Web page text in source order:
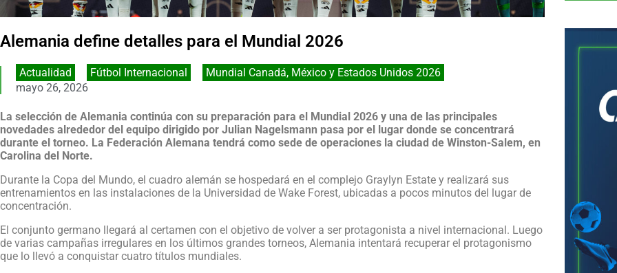
Alemania define detalles para el Mundial 2026
Actualidad Fútbol Internacional
Mundial Canadá, México y Estados Unidos 2026
mayo 26, 2026
La selección de Alemania continúa con su preparación para el Mundial 2026 y una de las principales
novedades alrededor del equipo dirigido por Julian Nagelsmann pasa por el lugar donde se concentrará
durante el torneo. La Federación Alemana tendrá como sede de operaciones la ciudad de Winston-Salem, en
Carolina del Norte.
Durante la Copa del Mundo, el cuadro alemán se hospedará en el complejo Graylyn Estate y realizará sus
entrenamientos en las instalaciones de la Universidad de Wake Forest, ubicadas a pocos minutos del lugar de
concentración.
El conjunto germano llegará al certamen con el objetivo de volver a ser protagonista a nivel internacional. Luego
de varias campañas irregulares en los últimos grandes torneos, Alemania intentará recuperar el protagonismo
que lo llevó a conquistar cuatro títulos mundiales.